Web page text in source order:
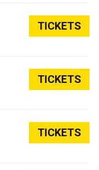
TICKETS
TICKETS
TICKETS